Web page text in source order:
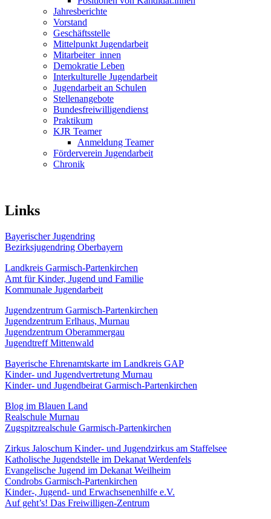
Jahresberichte
Vorstand
Geschäftsstelle
Mittelpunkt Jugendarbeit
Mitarbeiter_innen
Demokratie Leben
Interkulturelle Jugendarbeit
Jugendarbeit an Schulen
Stellenangebote
Bundesfreiwilligendienst
Praktikum
KJR Teamer
Anmeldung Teamer
Förderverein Jugendarbeit
Chronik
Links
Bayerischer Jugendring
Bezirksjugendring Oberbayern
Landkreis Garmisch-Partenkirchen
Amt für Kinder, Jugend und Familie
Kommunale Jugendarbeit
Jugendzentrum Garmisch-Partenkirchen
Jugendzentrum Erlhaus, Murnau
Jugendzentrum Oberammergau
Jugendtreff Mittenwald
Bayerische Ehrenamtskarte im Landkreis GAP
Kinder- und Jugendvertretung Murnau
Kinder- und Jugendbeirat Garmisch-Partenkirchen
Blog im Blauen Land
Realschule Murnau
Zugspitzrealschule Garmisch-Partenkirchen
Zirkus Jaloschum Kinder- und Jugendzirkus am Staffelsee
Katholische Jugendstelle im Dekanat Werdenfels
Evangelische Jugend im Dekanat Weilheim
Condrobs Garmisch-Partenkirchen
Kinder-, Jugend- und Erwachsenenhilfe e.V.
Auf geht’s! Das Freiwilligen-Zentrum